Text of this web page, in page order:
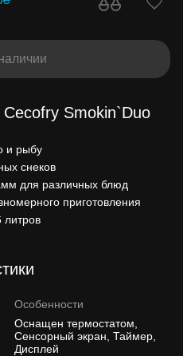
Smokin`Duo
и рыбу
снеков
для различных блюд
приготовления
Особенности
Оснащен термостатом,
Сенсорный экран, Таймер,
Дисплей